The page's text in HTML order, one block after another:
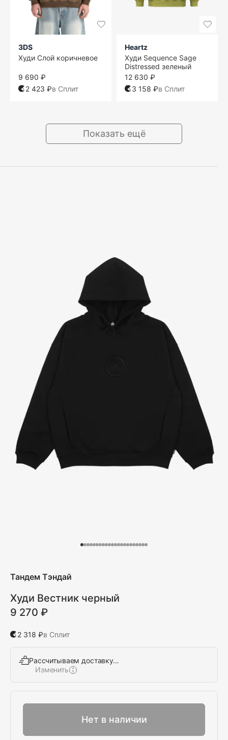
3DS
Худи Слой коричневое
9 690 ₽
2 423 ₽в Сплит
Heartz
Худи Sequence Sage
Distressed зеленый
12 630 ₽
3 158 ₽в Сплит
Показать ещё
Тандем Тэндай
Худи Вестник черный
9 270 ₽
2 318 ₽в Сплит
Рассчитываем доставку…
Изменить
Нет в наличии